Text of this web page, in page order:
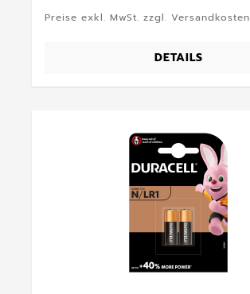
Preise exkl. MwSt. zzgl. Versandkosten
DETAILS